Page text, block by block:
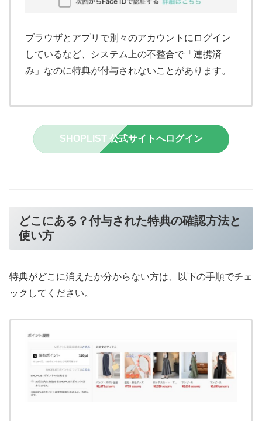
ブラウザとアプリで別々のアカウントにログイン
しているなど、システム上の不整合で「連携済
み」なのに特典が付与されないことがあります。
SHOPLIST 公式サイトへログイン
どこにある？付与された特典の確認方法と
使い方
特典がどこに消えたか分からない方は、以下の手順でチェ
ックしてください。